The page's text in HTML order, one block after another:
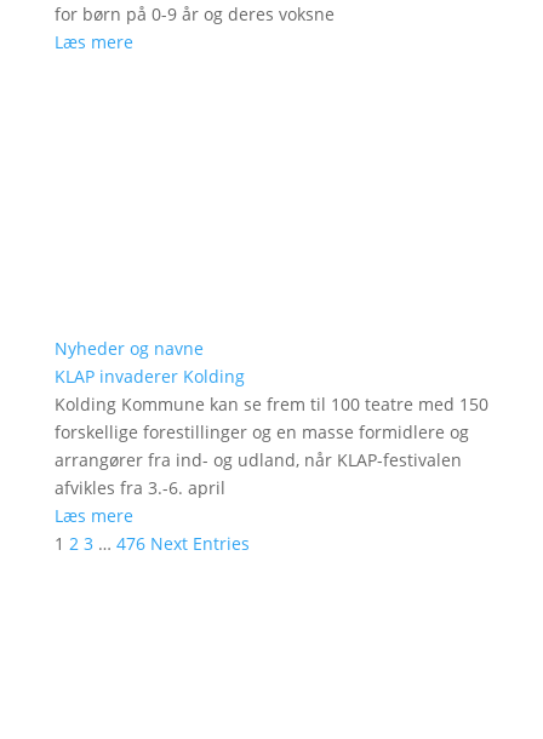
for børn på 0-9 år og deres voksne
Læs mere
Nyheder og navne
KLAP invaderer Kolding
Kolding Kommune kan se frem til 100 teatre med 150
forskellige forestillinger og en masse formidlere og
arrangører fra ind- og udland, når KLAP-festivalen
afvikles fra 3.-6. april
Læs mere
1 2 3 … 476 Next Entries